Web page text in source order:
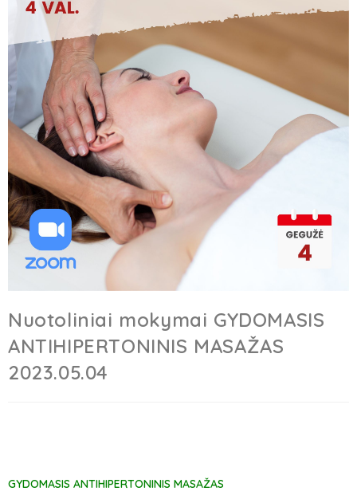
Nuotoliniai mokymai GYDOMASIS
ANTIHIPERTONINIS MASAŽAS
2023.05.04
GYDOMASIS ANTIHIPERTONINIS MASAŽAS